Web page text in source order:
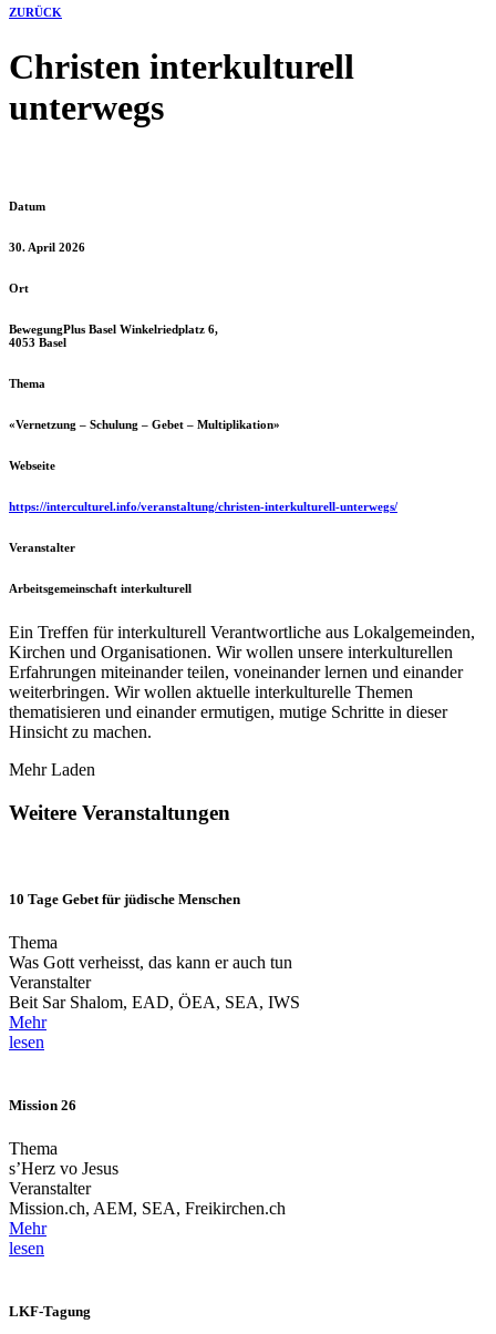
ZURÜCK
Christen interkulturell
unterwegs
Datum
30. April 2026
Ort
BewegungPlus Basel Winkelriedplatz 6,
4053 Basel
Thema
«Vernetzung – Schulung – Gebet – Multiplikation»
Webseite
https://interculturel.info/veranstaltung/christen-interkulturell-unterwegs/
Veranstalter
Arbeitsgemeinschaft interkulturell
Ein Treffen für interkulturell Verantwortliche aus Lokalgemeinden,
Kirchen und Organisationen. Wir wollen unsere interkulturellen
Erfahrungen miteinander teilen, voneinander lernen und einander
weiterbringen. Wir wollen aktuelle interkulturelle Themen
thematisieren und einander ermutigen, mutige Schritte in dieser
Hinsicht zu machen.
Mehr Laden
Weitere Veranstaltungen
10 Tage Gebet für jüdische Menschen
Thema
Was Gott verheisst, das kann er auch tun
Veranstalter
Beit Sar Shalom, EAD, ÖEA, SEA, IWS
Mehr
lesen
Mission 26
Thema
s’Herz vo Jesus
Veranstalter
Mission.ch, AEM, SEA, Freikirchen.ch
Mehr
lesen
LKF-Tagung